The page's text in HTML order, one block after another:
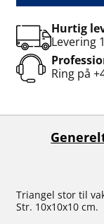
Hurtig
Levering
Ring på
Triangel stor til
Str. 10x10x10 cm.